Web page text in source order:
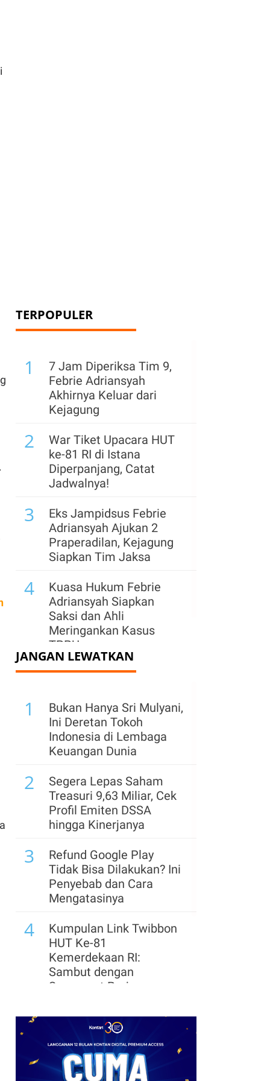
TERPOPULER
1
7 Jam Diperiksa Tim 9,
Febrie Adriansyah
Akhirnya Keluar dari
Kejagung
2
War Tiket Upacara HUT
ke-81 RI di Istana
Diperpanjang, Catat
Jadwalnya!
3
Eks Jampidsus Febrie
Adriansyah Ajukan 2
Praperadilan, Kejagung
Siapkan Tim Jaksa
4
Kuasa Hukum Febrie
Adriansyah Siapkan
Saksi dan Ahli
Meringankan Kasus
TPPU
JANGAN LEWATKAN
1
Bukan Hanya Sri Mulyani,
Ini Deretan Tokoh
Indonesia di Lembaga
Keuangan Dunia
2
Segera Lepas Saham
Treasuri 9,63 Miliar, Cek
Profil Emiten DSSA
hingga Kinerjanya
3
Refund Google Play
Tidak Bisa Dilakukan? Ini
Penyebab dan Cara
Mengatasinya
4
Kumpulan Link Twibbon
HUT Ke-81
Kemerdekaan RI:
Sambut dengan
Semangat Perjuangan
5
Panduan Bayar Tagihan
Wifi di BRImo dan Daftar
Provider Tersedia